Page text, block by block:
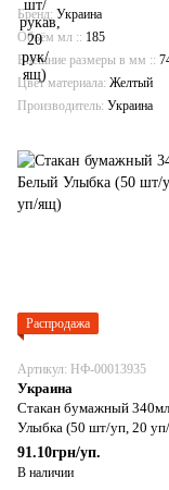
Бренд Украина
Объём мл : 185
Внешние размеры в мм :
Цвет материала Желтый
Производитель Украина
Распродажа
Артикул: НФ-00013935
Украина
Стакан бумажный
Улыбка (50 шт/уп, 20
91.10грн/уп.
В наличии